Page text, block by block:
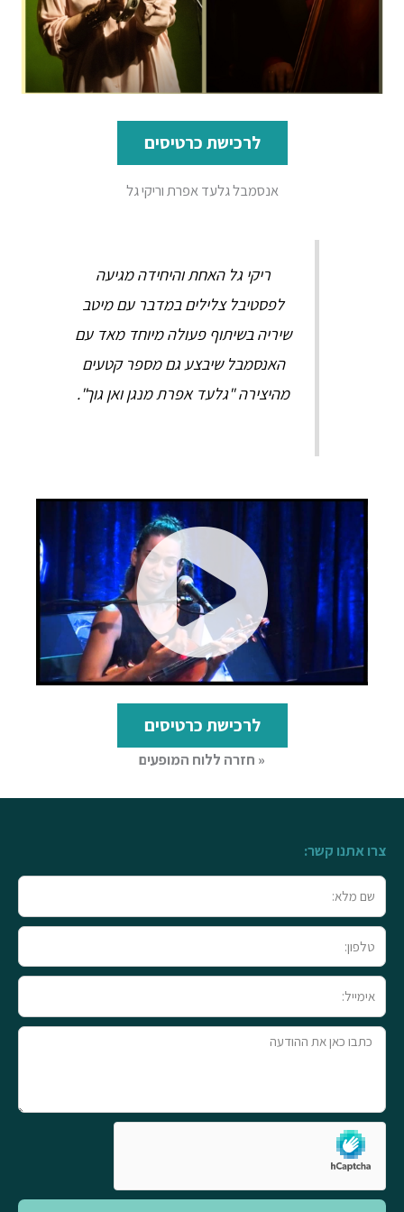
לרכישת כרטיסים
אנסמבל גלעד אפרת וריקי גל
ריקי גל האחת והיחידה מגיעה
לפסטיבל צלילים במדבר עם מיטב
שיריה בשיתוף פעולה מיוחד מאד עם
האנסמבל שיבצע גם מספר קטעים
מהיצירה "גלעד אפרת מנגן ואן גוך".
« חזרה ללוח המופעים
לרכישת כרטיסים
צרו אתנו קשר:
מלא
טלפון
טקסט